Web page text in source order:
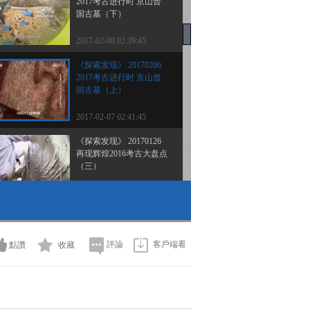
国古墓（下）
2017-02-08 02:39:45
《探索发现》 20170206
2017考古进行时 京山曾
国古墓（上）
2017-02-07 02:41:45
《探索发现》 20170126
再现辉煌2016考古大盘点
（三）
（二）
2017-01-26 02:07:41
荒野谜城（下）
點讚 收藏 評論 客戶端看